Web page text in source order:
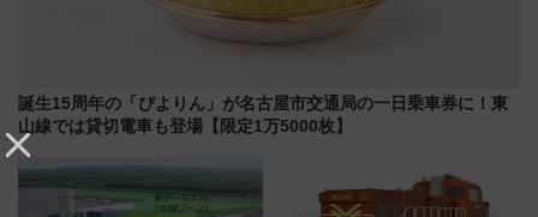
誕生15周年の「ぴよりん」が名古屋市交通局の一日乗車券に！東
山線では貸切電車も登場【限定1万5000枚】